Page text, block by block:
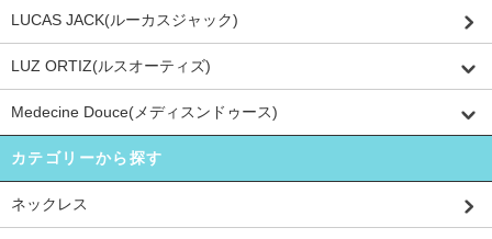
LUCAS JACK(ルーカスジャック)
LUZ ORTIZ(ルスオーティズ)
Medecine Douce(メディスンドゥース)
カテゴリーから探す
ネックレス